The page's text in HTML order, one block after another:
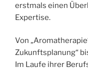
erstmals einen
Expertise.
Von
Zukunftsplanung“
Im Laufe ihrer